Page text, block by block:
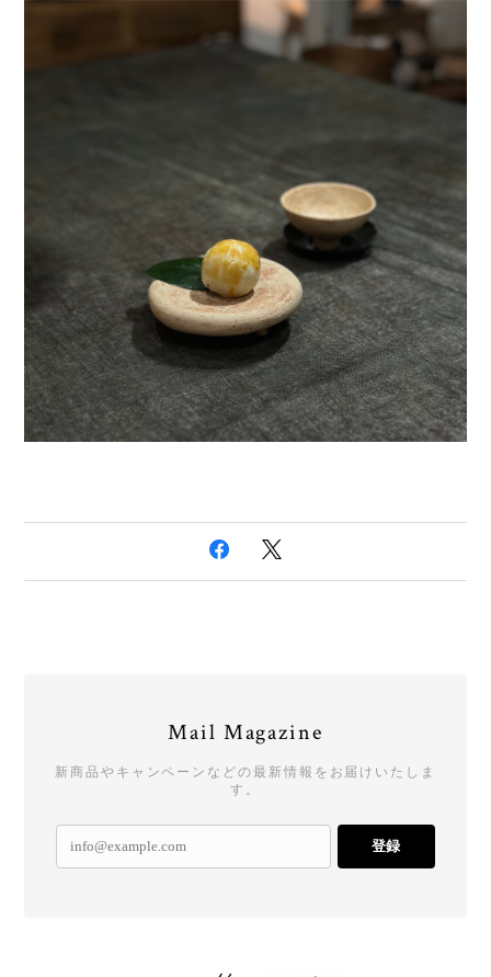
Mail Magazine
新商品やキャンペーンなどの最新情報をお届けいたしま
す。
登録